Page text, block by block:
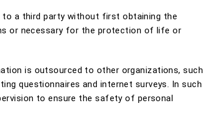
to a third party without first obtaining the
or necessary for the protection of life or
is outsourced to other organizations, such
questionnaires and internet surveys. In such
to ensure the safety of personal